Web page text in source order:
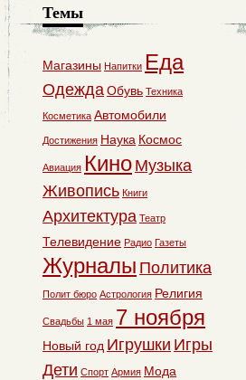
Темы
Магазины Напитки Еда
ОдеждаОбувь Техника
Косметика Автомобили
Достижения Наука Космос
Авиация Кино Музыка
Живопись Книги
Архитектура Театр
Телевидение Радио Газеты
Журналы Политика
Полит бюро Астрология Религия
Свадьбы 1 мая 7 ноября
Новый год Игрушки Игры
Дети Спорт Армия Мода